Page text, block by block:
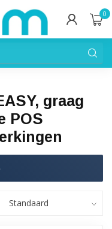
0
graag
POS